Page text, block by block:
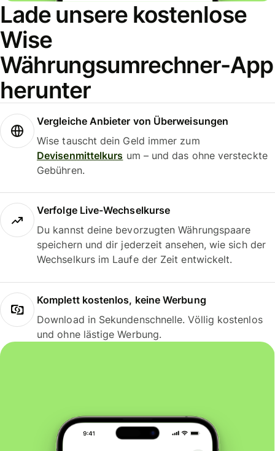
Lade unsere kostenlose
Wise
Währungsumrechner-App
herunter
Vergleiche Anbieter von Überweisungen
Wise tauscht dein Geld immer zum
Devisenmittelkurs um – und das ohne versteckte
Gebühren.
Verfolge Live-Wechselkurse
Du kannst deine bevorzugten Währungspaare
speichern und dir jederzeit ansehen, wie sich der
Wechselkurs im Laufe der Zeit entwickelt.
Komplett kostenlos, keine Werbung
Download in Sekundenschnelle. Völlig kostenlos
und ohne lästige Werbung.